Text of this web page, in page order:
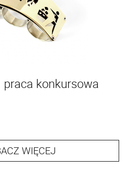
konkursowa
WIĘCEJ